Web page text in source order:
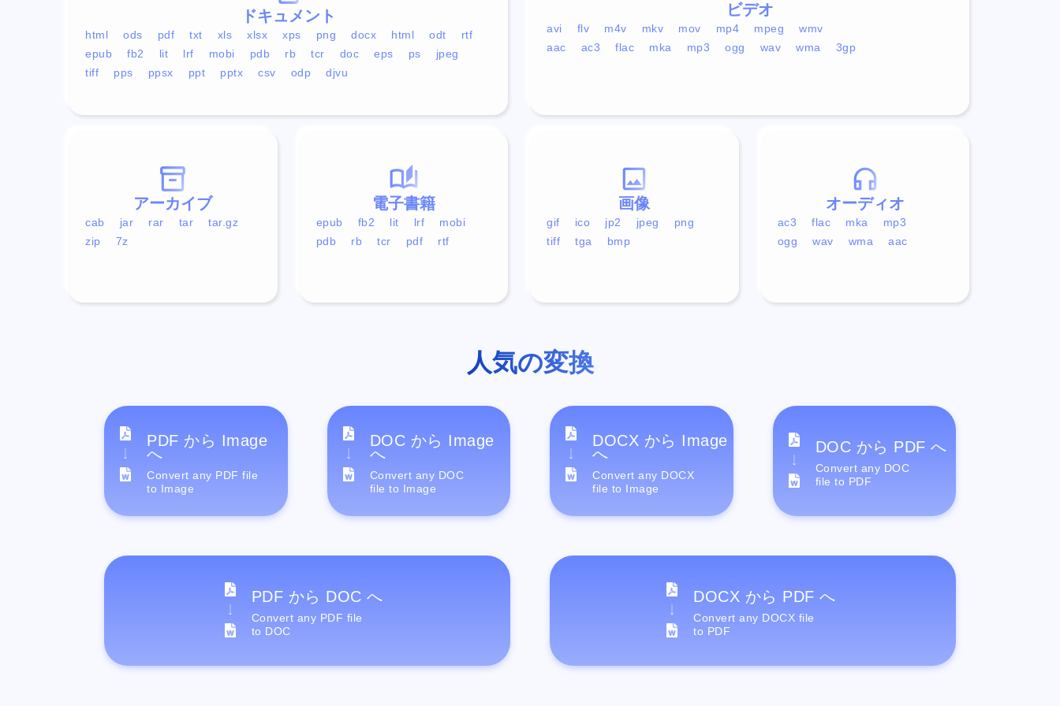
ドキュメント
html ods pdf txt xls xlsx xps png docx html odt
rtf
epub
fb2 lit lrf mobi pdb rb tcr doc eps ps
jpeg
tiff
pps ppsx ppt pptx csv odp djvu
ビデオ
avi flv m4v mkv mov mp4 mpeg
wmv
aac
ac3 flac mka mp3 ogg wav wma 3gp
オーディオ
ac3 flac mka
mp3
ogg
wav wma aac
画像
gif ico jp2 jpeg
png
tiff
tga bmp
電子書籍
epub fb2 lit lrf
mobi
pdb
rb tcr pdf rtf
アーカイブ
cab jar rar tar
tar.gz
zip
7z
人気の変換
PDF から Image
へ
Convert any PDF file
to Image
DOC から Image
へ
Convert any DOC
file to Image
DOCX から Image
へ
Convert any DOCX
file to Image
DOC から PDF へ
Convert any DOC
file to PDF
PDF から DOC へ
Convert any PDF file
to DOC
DOCX から PDF へ
Convert any DOCX file
to PDF